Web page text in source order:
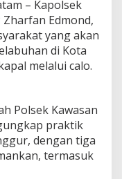
– Kapolsek
Zharfan Edmond,
yang akan
di Kota
melalui calo.
Polsek Kawasan
praktik
dengan tiga
termasuk